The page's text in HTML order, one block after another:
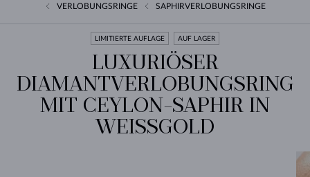
VERLOBUNGSRINGE SAPHIRVERLOBUNGSRINGE
LIMITIERTE AUFLAGE AUF LAGER
LUXURIÖSER
DIAMANTVERLOBUNGSRING
MIT CEYLON-SAPHIR IN
WEISSGOLD